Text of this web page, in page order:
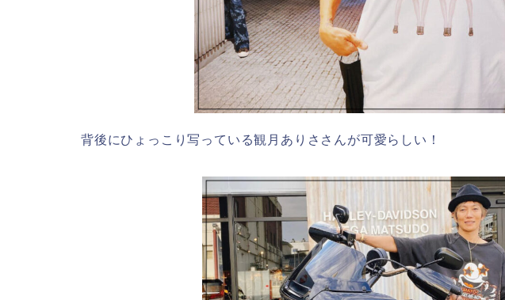
背後にひょっこり写っている観月ありささんが可愛らしい！